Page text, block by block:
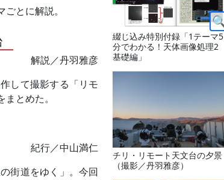
とに解説。
解説／丹羽雅彦
して撮影する「リモ
とめた。
紀行／中山満仁
街道をゆく」。今回
綴じ込み特別付録「1テーマ5
分でわかる！天体画像処理2
基礎編」
チリ・リモート天文台の夕景
（撮影／丹羽雅彦）